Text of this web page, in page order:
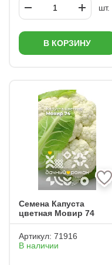
шт.
В КОРЗИНУ
Семена Капуста
цветная Мовир 74
Артикул: 71916
В наличии